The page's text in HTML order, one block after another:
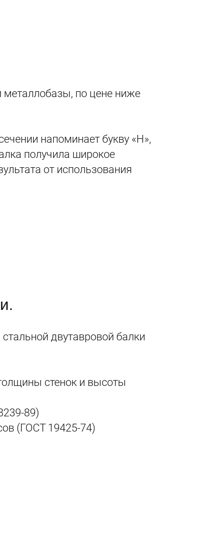
металлобазы, по цене ниже
напоминает букву «Н»,
получила широкое
от использования
двутавровой балки
стенок и высоты
89)
(ГОСТ 19425-74)